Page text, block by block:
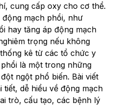
cung cấp oxy cho cơ thể.
mạch phổi, như
hay tăng áp động mạch
trọng nếu không
kê từ các tổ chức y
là một trong những
ngột phổ biến. Bài viết
dễ hiểu về động mạch
trò, cấu tạo, các bệnh lý